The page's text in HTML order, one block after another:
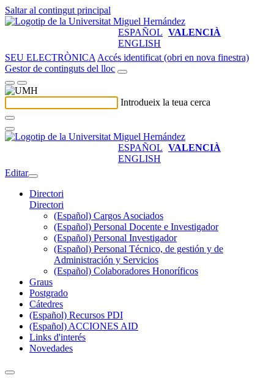
Saltar al contingut principal
ESPAÑOL VALENCIÀ
ENGLISH
SEU ELECTRÒNICA Accés identificat (obri en nova finestra)
Gestor de continguts del lloc
Introdueix la teua cerca
ESPAÑOL VALENCIÀ
ENGLISH
Editar
Directori
Directori
(Español) Cargos Asociados
(Español) Personal Docente e Investigador
(Español) Personal Investigador
(Español) Personal Técnico, de gestión y de
Administración y Servicios
(Español) Colaboradores Honoríficos
Graus
Postgrado
Cátedres
(Español) Recursos PDI
(Español) ACCIONES AID
Links d'interés
Novedades